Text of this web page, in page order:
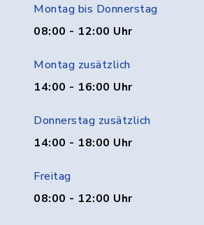
Montag bis Donnerstag
08:00 - 12:00 Uhr
Montag zusätzlich
14:00 - 16:00 Uhr
Donnerstag zusätzlich
14:00 - 18:00 Uhr
Freitag
08:00 - 12:00 Uhr